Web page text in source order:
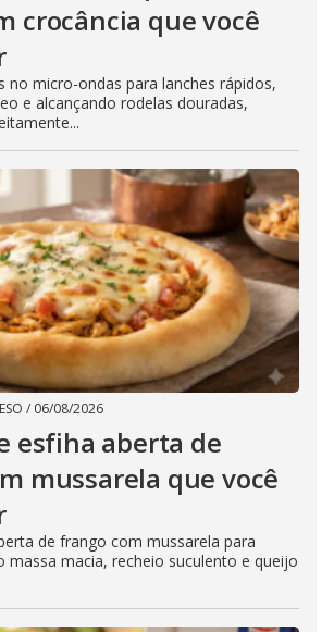
crocância que você
no micro-ondas para lanches rápidos,
e alcançando rodelas douradas,
/ 06/08/2026
esfiha aberta de
mussarela que você
de frango com mussarela para
massa macia, recheio suculento e queijo